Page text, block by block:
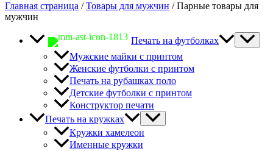
Главная страница /Товары для мужчин /Парные товары для
мужчин
Печать на футболках
Мужские майки с принтом
Женские футболки с принтом
Печать на рубашках поло
Детские футболки с принтом
Конструктор печати
Печать на кружках
Кружки хамелеон
Именные кружки